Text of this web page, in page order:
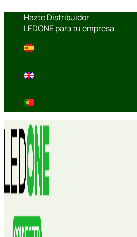
contenido
Hazte Distribuidor
LEDONE para tu empresa